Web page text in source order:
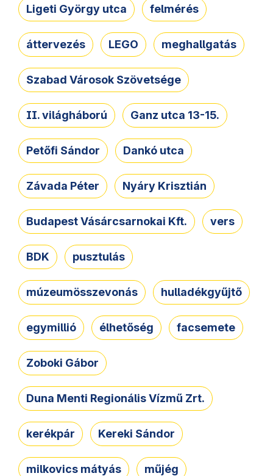
Ligeti György utca felmérés
áttervezés LEGO meghallgatás
Szabad Városok Szövetsége
II. világháború Ganz utca 13-15.
Petőfi Sándor Dankó utca
Závada Péter Nyáry Krisztián
Budapest Vásárcsarnokai Kft. vers
BDK pusztulás
múzeumösszevonás hulladékgyűjtő
egymillió élhetőség facsemete
Zoboki Gábor
Duna Menti Regionális Vízmű Zrt.
kerékpár Kereki Sándor
milkovics mátyás műjég